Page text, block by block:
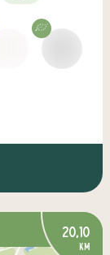
20,10
km